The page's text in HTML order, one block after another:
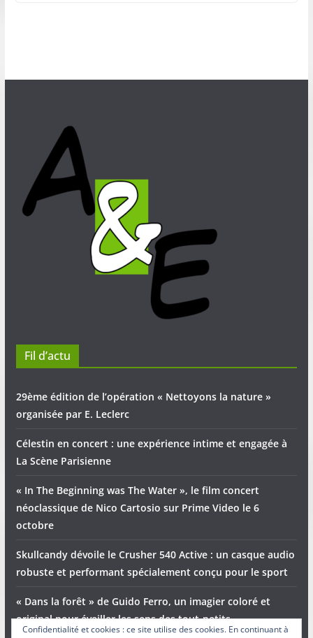
Fil d’actu
29ème édition de l’opération « Nettoyons la nature »
organisée par E. Leclerc
Célestin en concert : une expérience intime et engagée à
La Scène Parisienne
« In The Beginning was The Water », le film concert
néoclassique de Nico Cartosio sur Prime Video le 6
octobre
Skullcandy dévoile le Crusher 540 Active : un casque audio
robuste et performant spécialement conçu pour le sport
« Dans la forêt » de Guido Ferro, un imagier coloré et
original pour éveiller les sens des tout-petits
Confidentialité et cookies : ce site utilise des cookies. En continuant à